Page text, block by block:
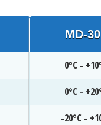
MD-
0°C -
0°C -
-20°C -